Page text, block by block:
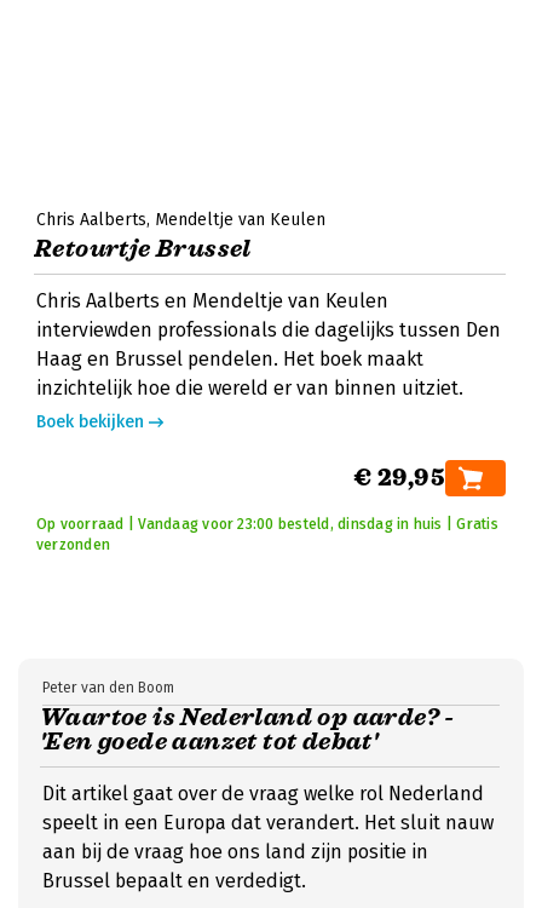
Chris Aalberts Mendeltje van Keulen
Retourtje Brussel
Chris Aalberts en Mendeltje van Keulen
interviewden professionals die dagelijks tussen Den
Haag en Brussel pendelen. Het boek maakt
inzichtelijk hoe die wereld er van binnen uitziet.
Boek bekijken
€ 29,95
Op voorraad | Vandaag voor 23:00 besteld, dinsdag in huis | Gratis
verzonden
Waartoe is Nederland op aarde? -
'Een goede aanzet tot debat'
Peter van den Boom
Dit artikel gaat over de vraag welke rol Nederland
speelt in een Europa dat verandert. Het sluit nauw
aan bij de vraag hoe ons land zijn positie in
Brussel bepaalt en verdedigt.